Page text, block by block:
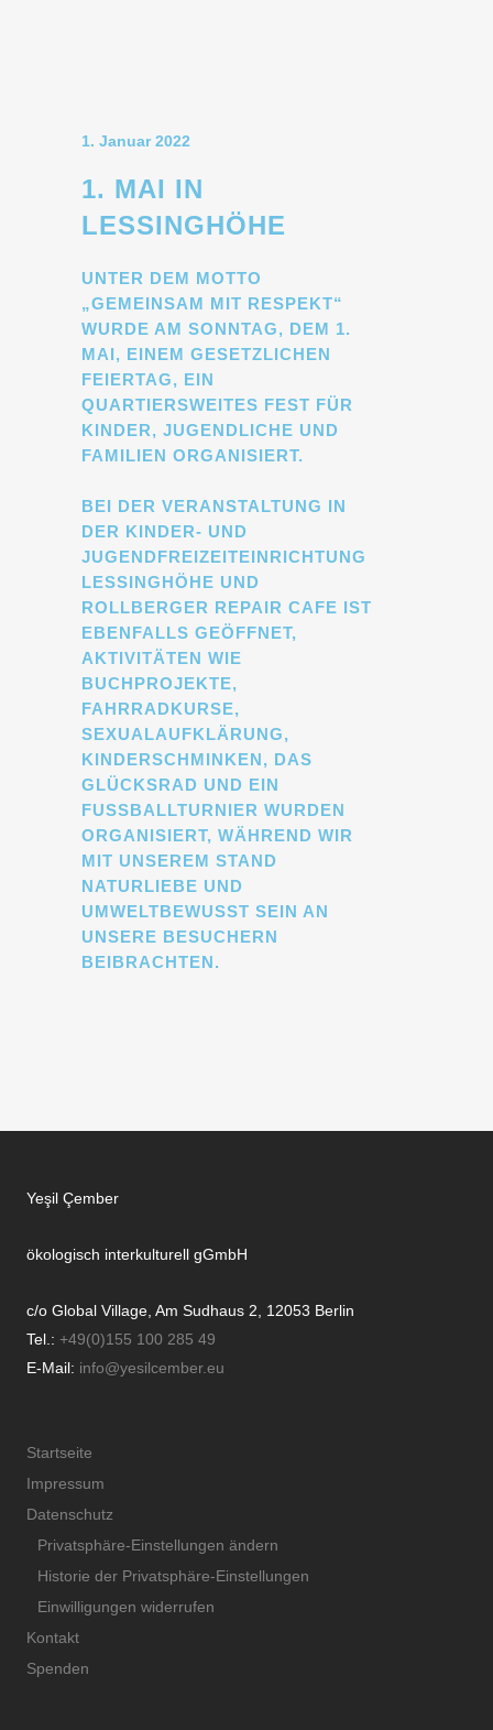
1. Januar 2022
1. MAI IN
LESSINGHÖHE
UNTER DEM MOTTO
„GEMEINSAM MIT RESPEKT“
WURDE AM SONNTAG, DEM 1.
MAI, EINEM GESETZLICHEN
FEIERTAG, EIN
QUARTIERSWEITES FEST FÜR
KINDER, JUGENDLICHE UND
FAMILIEN ORGANISIERT.
BEI DER VERANSTALTUNG IN
DER KINDER- UND
JUGENDFREIZEITEINRICHTUNG
LESSINGHÖHE UND
ROLLBERGER REPAIR CAFE IST
EBENFALLS GEÖFFNET,
AKTIVITÄTEN WIE
BUCHPROJEKTE,
FAHRRADKURSE,
SEXUALAUFKLÄRUNG,
KINDERSCHMINKEN, DAS
GLÜCKSRAD UND EIN
FUSSBALLTURNIER WURDEN O
RGANISIERT, WÄHREND WIR M
IT UNSEREM STAND N
ATURLIEBE UND U
MWELTBEWUSST SEIN AN U
NSERE BESUCHERN B
EIBRACHTEN.
Yeşil Çember
ökologisch interkulturell gGmbH
c/o Global Village, Am Sudhaus 2, 12053 Berlin
Tel.: +49(0)155 100 285 49
E-Mail: info@yesilcember.eu
Startseite
Impressum
Datenschutz
Privatsphäre-Einstellungen ändern
Historie der Privatsphäre-Einstellungen
Einwilligungen widerrufen
Kontakt
Spenden